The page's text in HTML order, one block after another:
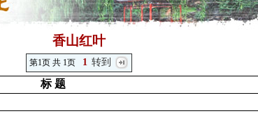
香山红叶
第1页 共 1页 1 转到
标 题